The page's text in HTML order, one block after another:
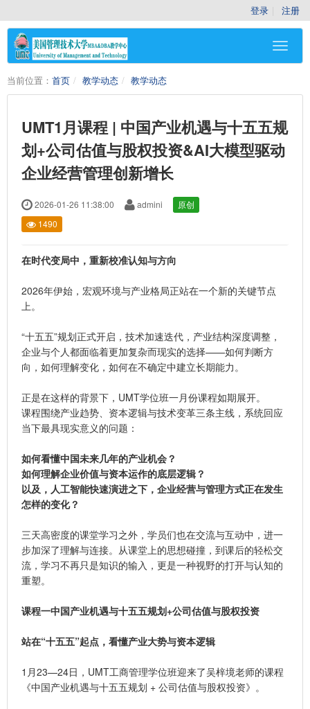
登录 注册
当前位置： 首页 教学动态 教学动态
UMT1月课程 | 中国产业机遇与十五五规
划+公司估值与股权投资&AI大模型驱动
企业经营管理创新增长
2026-01-26 11:38:00 admini
原创
1490
在时代变局中，重新校准认知与方向
2026年伊始，宏观环境与产业格局正站在一个新的关键节点
上。
“十五五”规划正式开启，技术加速迭代，产业结构深度调整，
企业与个人都面临着更加复杂而现实的选择——如何判断方
向，如何理解变化，如何在不确定中建立长期能力。
正是在这样的背景下，UMT学位班一月份课程如期展开。
课程围绕产业趋势、资本逻辑与技术变革三条主线，系统回应
当下最具现实意义的问题：
如何看懂中国未来几年的产业机会？
如何理解企业价值与资本运作的底层逻辑？
以及，人工智能快速演进之下，企业经营与管理方式正在发生
怎样的变化？
三天高密度的课堂学习之外，学员们也在交流与互动中，进一
步加深了理解与连接。 从课堂上的思想碰撞，到课后的轻松交
流，学习不再只是知识的输入，更是一种视野的打开与认知的
重塑。
课程一中国产业机遇与十五五规划+公司估值与股权投资
站在“十五五”起点，看懂产业大势与资本逻辑
1月23—24日，UMT工商管理学位班迎来了吴梓境老师的课程
《中国产业机遇与十五五规划 + 公司估值与股权投资》。